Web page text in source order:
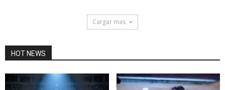
Cargar mas
HOT NEWS